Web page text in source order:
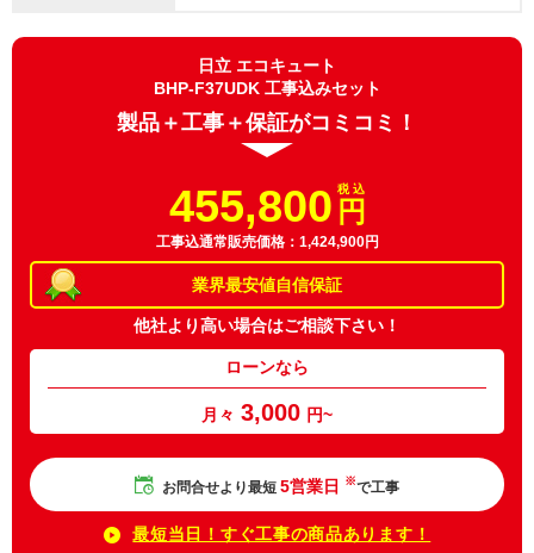
日立 エコキュート
BHP-F37UDK 工事込みセット
製品＋工事＋保証がコミコミ！
業界最安値自信保証
他社より高い場合はご相談下さい！
455,800 税 込
円
工事込通常販売価格：1,424,900円
ローンなら
月々 3,000 円~
お問合せより最短 5営業日 ※で工事
最短当日！すぐ工事の商品あります！